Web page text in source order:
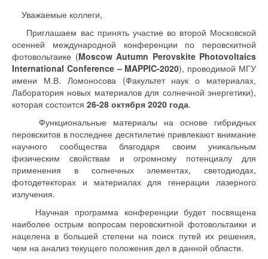
Уважаемые коллеги,
Приглашаем вас принять участие во второй Московской
осенней международной конференции по перовскитной
фотовольтаике (Moscow Autumn Perovskite Photovoltaics
International Conference – MAPPIC-2020), проводимой МГУ
имени М.В. Ломоносова (Факультет наук о материалах,
Лаборатория новых материалов для солнечной энергетики),
которая состоится 26-28 октября 2020 года.
Функциональные материалы на основе гибридных
перовскитов в последнее десятилетие привлекают внимание
научного сообщества благодаря своим уникальным
физическим свойствам и огромному потенциалу для
применения в солнечных элементах, светодиодах,
фотодетекторах и материалах для генерации лазерного
излучения.
Научная программа конференции будет посвящена
наиболее острым вопросам перовскитной фотовольтаики и
нацелена в большей степени на поиск путей их решения,
чем на анализ текущего положения дел в данной области.